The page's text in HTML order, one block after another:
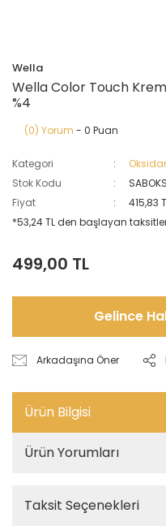
Wella
Wella Color Touch
%4
(0) Yorum - 0 Puan
Kategori
Stok Kodu
Fiyat
415,83
*53,24 TL den başlayan
499,00 TL
Gelince
Arkadaşına Öner
Ürün Bilgisi
Ürün Yorumları
Taksit Seçenekleri